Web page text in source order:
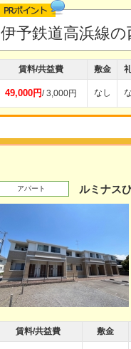
伊予鉄道高浜線
賃料/共益費 敷金
49,000円/ 3,000円 なし
アパート ルミナス
賃料/共益費 敷金